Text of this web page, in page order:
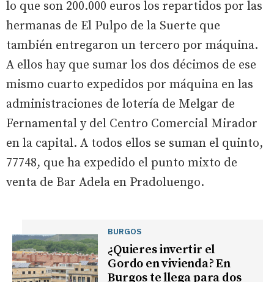
lo que son 200.000 euros los repartidos por las
hermanas de El Pulpo de la Suerte que
también entregaron un tercero por máquina.
A ellos hay que sumar los dos décimos de ese
mismo cuarto expedidos por máquina en las
administraciones de lotería de Melgar de
Fernamental y del Centro Comercial Mirador
en la capital. A todos ellos se suman el quinto,
77748, que ha expedido el punto mixto de
venta de Bar Adela en Pradoluengo.
BURGOS
¿Quieres invertir el
Gordo en vivienda? En
Burgos te llega para dos